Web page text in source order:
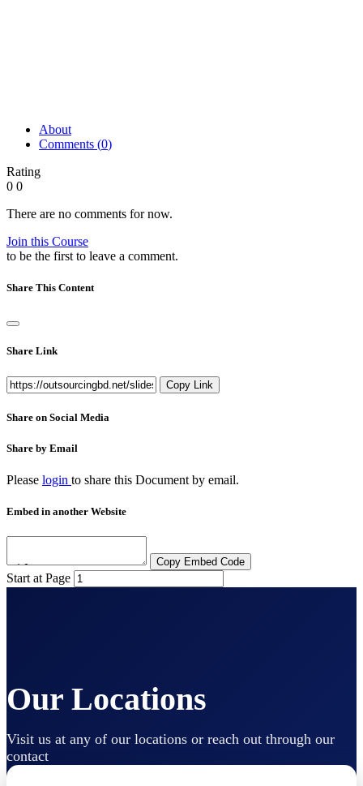
About
Comments (0)
Rating
0 0
There are no comments for now.
Join this Course
to be the first to leave a comment.
Share This Content
Share Link
Copy Link
Share on Social Media
Share by Email
Please login to share this Document by email.
Embed in another Website
Copy Embed Code
Start at Page
Our Locations
Visit us at any of our locations or reach out through our
contact